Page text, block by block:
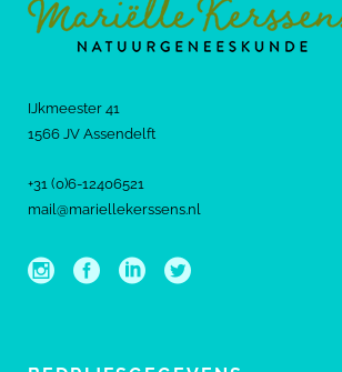
IJkmeester 41
1566 JV Assendelft
+31 (0)6-12406521
mail@mariellekerssens.nl